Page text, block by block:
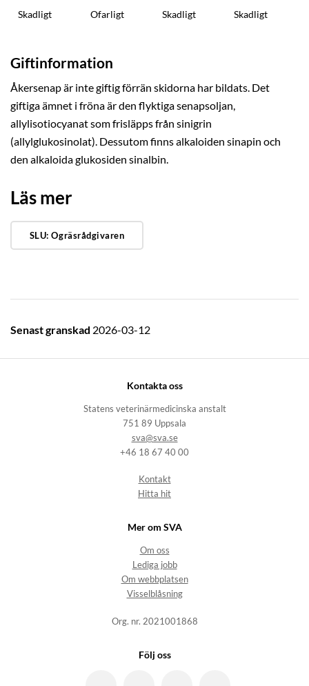
Skadligt Ofarligt Skadligt Skadligt
Giftinformation
Åkersenap är inte giftig förrän skidorna har bildats. Det
giftiga ämnet i fröna är den flyktiga senapsoljan,
allylisotiocyanat som frisläpps från sinigrin
(allylglukosinolat). Dessutom finns alkaloiden sinapin och
den alkaloida glukosiden sinalbin.
Läs mer
SLU: Ogräsrådgivaren
Senast granskad 2026-03-12
Kontakta oss
Statens veterinärmedicinska anstalt
751 89 Uppsala
sva@sva.se
+46 18 67 40 00
Kontakt
Hitta hit
Mer om SVA
Om oss
Lediga jobb
Om webbplatsen
Visselblåsning
Org. nr. 2021001868
Följ oss